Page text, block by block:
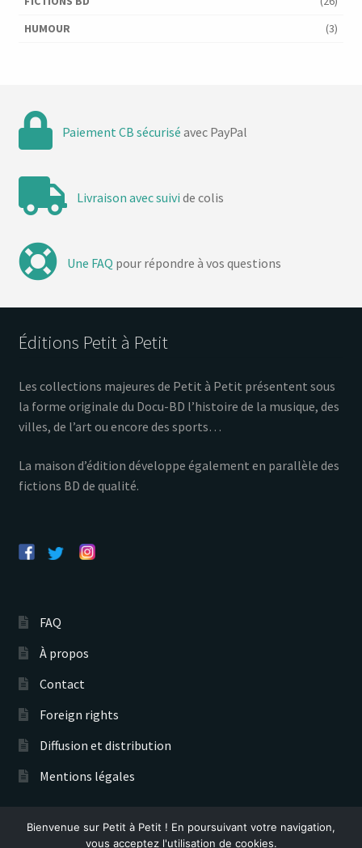
HUMOUR
(3)
Paiement CB sécurisé avec PayPal
Livraison avec suivi de colis
Une FAQ pour répondre à vos questions
Éditions Petit à Petit
Les collections majeures de Petit à Petit présentent sous
la forme originale du Docu-BD l’histoire de la musique, des
villes, de l’art ou encore des sports…
La maison d’édition développe également en parallèle des
fictions BD de qualité.
FAQ
À propos
Contact
Foreign rights
Diffusion et distribution
Mentions légales
Éditions Petit à Petit © 2026
Bienvenue sur Petit à Petit ! En poursuivant votre navigation,
vous acceptez l'utilisation de cookies.